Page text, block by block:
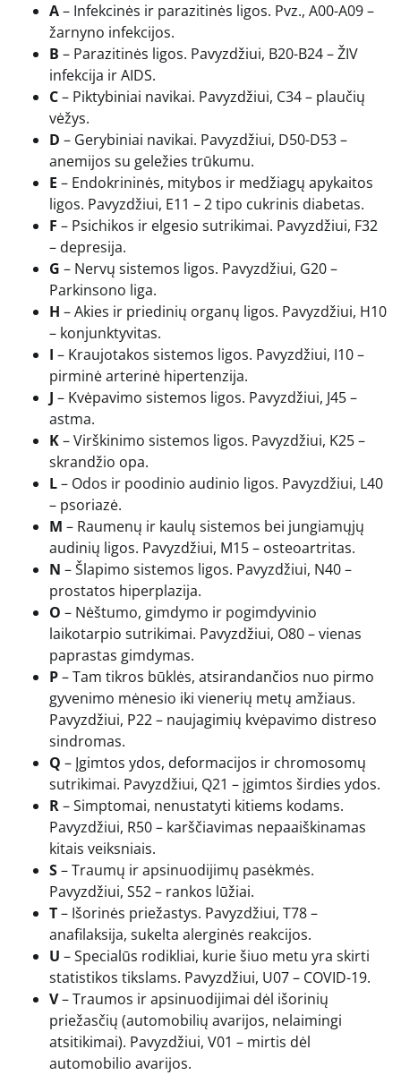
A– Infekcinės ir parazitinės ligos. Pvz., A00-A09 –
žarnyno infekcijos.
B – Parazitinės ligos. Pavyzdžiui, B20-B24 – ŽIV
infekcija ir AIDS.
C– Piktybiniai navikai. Pavyzdžiui, C34 – plaučių
vėžys.
D – Gerybiniai navikai. Pavyzdžiui, D50-D53 –
anemijos su geležies trūkumu.
E – Endokrininės, mitybos ir medžiagų apykaitos
ligos. Pavyzdžiui, E11 – 2 tipo cukrinis diabetas.
F – Psichikos ir elgesio sutrikimai. Pavyzdžiui, F32
– depresija.
G – Nervų sistemos ligos. Pavyzdžiui, G20 –
Parkinsono liga.
H – Akies ir priedinių organų ligos. Pavyzdžiui, H10
– konjunktyvitas.
I – Kraujotakos sistemos ligos. Pavyzdžiui, I10 –
pirminė arterinė hipertenzija.
J – Kvėpavimo sistemos ligos. Pavyzdžiui, J45 –
astma.
K– Virškinimo sistemos ligos. Pavyzdžiui, K25 –
skrandžio opa.
L– Odos ir poodinio audinio ligos. Pavyzdžiui, L40
– psoriazė.
M – Raumenų ir kaulų sistemos bei jungiamųjų
audinių ligos. Pavyzdžiui, M15 – osteoartritas.
N – Šlapimo sistemos ligos. Pavyzdžiui, N40 –
prostatos hiperplazija.
O – Nėštumo, gimdymo ir pogimdyvinio
laikotarpio sutrikimai. Pavyzdžiui, O80 – vienas
paprastas gimdymas.
P– Tam tikros būklės, atsirandančios nuo pirmo
gyvenimo mėnesio iki vienerių metų amžiaus.
Pavyzdžiui, P22 – naujagimių kvėpavimo distreso
sindromas.
Q – Įgimtos ydos, deformacijos ir chromosomų
sutrikimai. Pavyzdžiui, Q21 – įgimtos širdies ydos.
R– Simptomai, nenustatyti kitiems kodams.
Pavyzdžiui, R50 – karščiavimas nepaaiškinamas
kitais veiksniais.
S– Traumų ir apsinuodijimų pasėkmės.
Pavyzdžiui, S52 – rankos lūžiai.
T– Išorinės priežastys. Pavyzdžiui, T78 –
anafilaksija, sukelta alerginės reakcijos.
U – Specialūs rodikliai, kurie šiuo metu yra skirti
statistikos tikslams. Pavyzdžiui, U07 – COVID-19.
V– Traumos ir apsinuodijimai dėl išorinių
priežasčių (automobilių avarijos, nelaimingi
atsitikimai). Pavyzdžiui, V01 – mirtis dėl
automobilio avarijos.